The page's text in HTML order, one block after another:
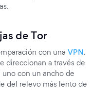
de Tor
con una VPN .
direccionan a través de
con un ancho de
del relevo más lento de